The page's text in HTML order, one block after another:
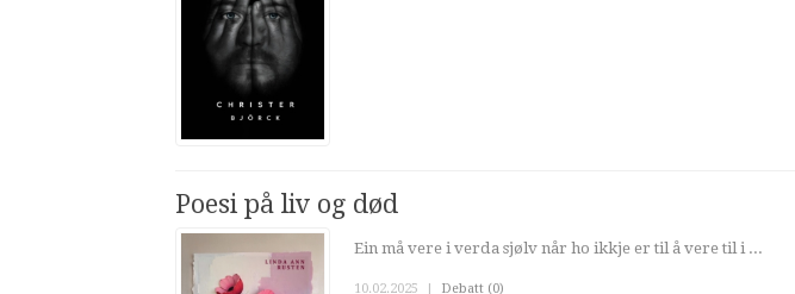
Poesi på liv og død
Ein må vere i verda sjølv når ho ikkje er til å vere til i ...
10.02.2025 | Debatt (0)